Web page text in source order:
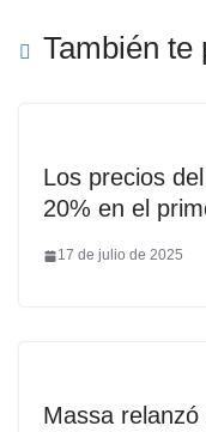
También te
Los precios
20% en el
17 de julio de 2025
Massa